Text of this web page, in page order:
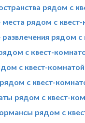
рядом с
места рядом с
развлечения рядом
с квест-
с квест-
с квест-
рядом с квест-
рядом с